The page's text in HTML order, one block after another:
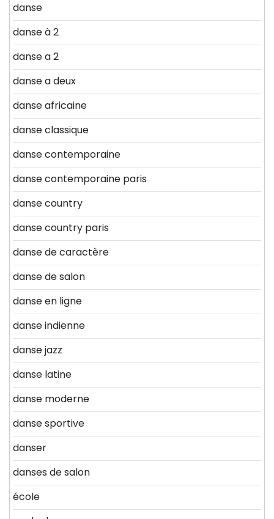
danse
danse à 2
danse a 2
danse a deux
danse africaine
danse classique
danse contemporaine
danse contemporaine paris
danse country
danse country paris
danse de caractère
danse de salon
danse en ligne
danse indienne
danse jazz
danse latine
danse moderne
danse sportive
danser
danses de salon
école